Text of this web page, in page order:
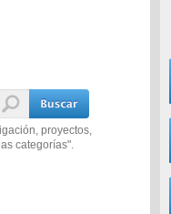
proyectos,
categorías".